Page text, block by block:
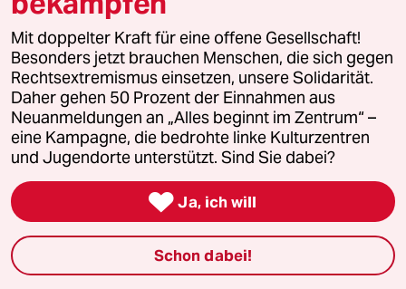
und werden Panzer aufgefahren, bei rechten
Terroristen wird eine Arbeitsgruppe
eingerichtet.
K kditd
15.09.2017,21:58 Uhr
@Dorian Müller:
So ist es. Bei einer linken
Suppenküche tauchen 2
Hundertschaften auf. Bei
rechtsextremen
Bundeswehroffizieren zieht man die
Mit doppelter Kraft für eine offene Gesellschaft!
Besonders jetzt brauchen Menschen, die sich gegen
Rechtsextremismus einsetzen, unsere Solidarität.
Daher gehen 50 Prozent der Einnahmen aus
Neuanmeldungen an „Alles beginnt im Zentrum“ –
eine Kampagne, die bedrohte linke Kulturzentren
und Jugendorte unterstützt. Sind Sie dabei?
 Ja, ich will
Schon dabei!